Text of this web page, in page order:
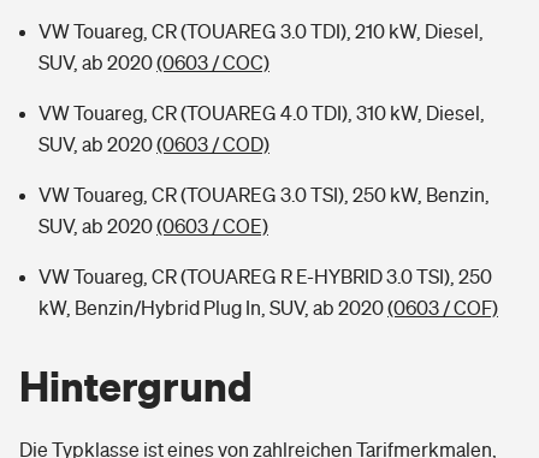
VW Touareg, CR (TOUAREG 3.0 TDI), 210 kW, Diesel,
SUV, ab 2020(0603 / COC)
VW Touareg, CR (TOUAREG 4.0 TDI), 310 kW, Diesel,
SUV, ab 2020(0603 / COD)
VW Touareg, CR (TOUAREG 3.0 TSI), 250 kW, Benzin,
SUV, ab 2020(0603 / COE)
VW Touareg, CR (TOUAREG R E-HYBRID 3.0 TSI), 250
kW, Benzin/Hybrid Plug In, SUV, ab 2020(0603 / COF)
Hintergrund
Die Typklasse ist eines von zahlreichen Tarifmerkmalen,